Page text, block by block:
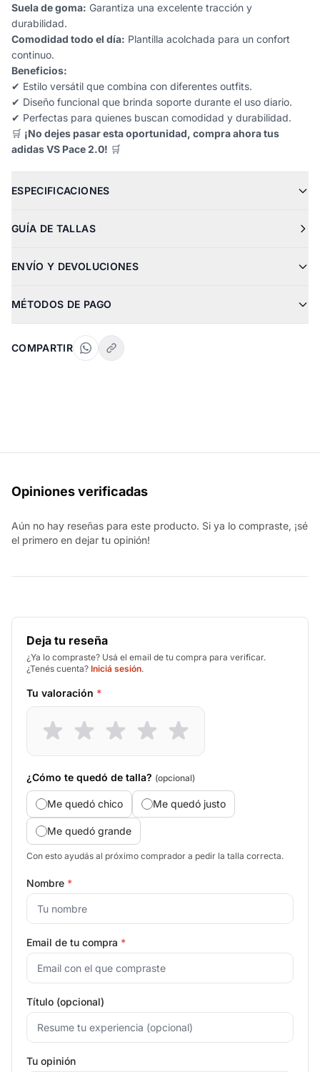
Suela de goma: Garantiza una excelente tracción y
durabilidad.
Comodidad todo el día: Plantilla acolchada para un confort
continuo.
Beneficios:
✔ Estilo versátil que combina con diferentes outfits.
✔ Diseño funcional que brinda soporte durante el uso diario.
✔ Perfectas para quienes buscan comodidad y durabilidad.
🛒 ¡No dejes pasar esta oportunidad, compra ahora tus
adidas VS Pace 2.0! 🛒
ESPECIFICACIONES
GUÍA DE TALLAS
ENVÍO Y DEVOLUCIONES
MÉTODOS DE PAGO
COMPARTIR
Opiniones verificadas
Aún no hay reseñas para este producto. Si ya lo compraste, ¡sé
el primero en dejar tu opinión!
Deja tu reseña
¿Ya lo compraste? Usá el email de tu compra para verificar.
¿Tenés cuenta? Iniciá sesión.
Tu valoración *
¿Cómo te quedó de talla? (opcional)
Me quedó chico Me quedó justo
Me quedó grande
Con esto ayudás al próximo comprador a pedir la talla correcta.
Nombre *
Email de tu compra *
Título (opcional)
Tu opinión